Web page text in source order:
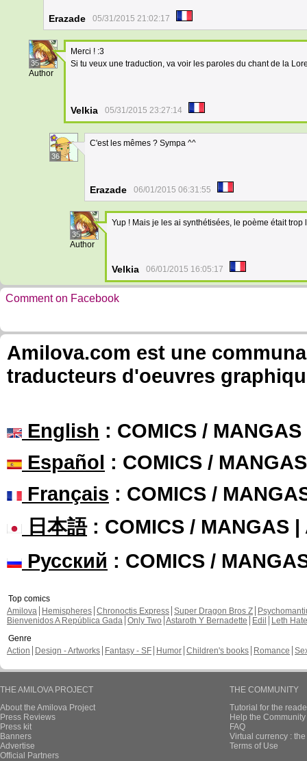
Erazade 05/31/2015 21:02:17
35
Author
Merci ! :3
Si tu veux une traduction, va voir les paroles du chant de la
Velkia 05/31/2015 23:27:14
36
C'est les mêmes ? Sympa ^^
Erazade 06/01/2015 06:31:55
35
Author
Yup ! Mais je les ai synthétisées, le poème était trop
Velkia 06/01/2015 16:05:17
Comment on Facebook
Amilova.com est une
traducteurs d'oeuvres
English : COMICS /
Español : COMICS /
Français : COMICS /
日本語: COMICS / MANGAS |
Русский : COMICS /
Top comics
Amilova
Hemispheres Chronoctis Express Super Dragon Bros Z
Bienvenidos A República Gada Only Two Astaroth Y Bernadette Edil
Leth Hate
Genre
Action
Design - Artworks Fantasy - SF Humor Children's books Romance
THE AMILOVA PROJECT
About the Amilova Project
Press Reviews
Press kit
Banners
Advertise
Official Partners
THE COMMUNITY
Tutorial for the
Help the
FAQ
Virtual currency :
Terms of Use